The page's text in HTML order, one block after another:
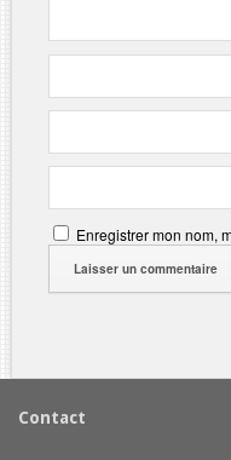
Enregistrer mon nom,
Contact